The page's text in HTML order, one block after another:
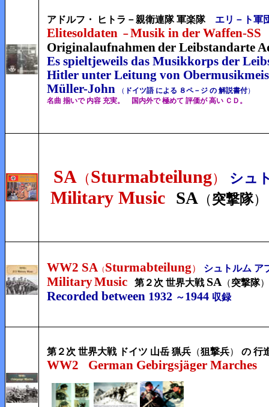
アドルフ・ ヒトラ－親衛連隊 軍楽隊 エリ－ト軍
Elitesoldaten －Musik in der Waffen-SS
Originalaufnahmen der Leibstandarte
Es spieltjeweils das Musikkorps der
Hitler unter Leitung von Obermusik
Müller-John
（ ドイツ語 による ８ペ－ジ の 解説書付）
名曲 揃いで 内容 充実。 国内外で 極めて 評価が 高い ＣＤ。
SA （Sturmabteilung） シュ
Military Music SA （突撃隊）
WW2 SA （ Sturmabteilung） シュトルム ア
MilitaryMusic 第２次 世界大戦 SA （突撃隊）
Recorded between 1932 ～1944 収録
第２次 世界大戦 ドイツ 山岳 猟兵 （狙撃兵） の 行
WW2 German Gebirgsjäger Marches